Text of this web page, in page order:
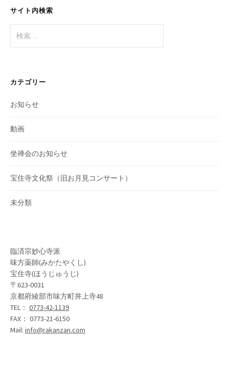
サイト内検索
索:
カテゴリー
お知らせ
動画
坐禅会のお知らせ
宝住寺文化祭（旧お月見コンサート）
未分類
臨済宗妙心寺派
味方薬師(みかたやくし)
宝住寺(ほうじゅうじ)
〒623-0031
京都府綾部市味方町井上寺48
TEL： 0773-42-1139
FAX： 0773-21-6150
Mail: info@rakanzan.com